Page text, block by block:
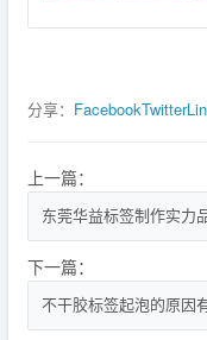
分享： FacebookTwitter
上一篇：
东莞华益标签制作实力
下一篇：
不干胶标签起泡的原因